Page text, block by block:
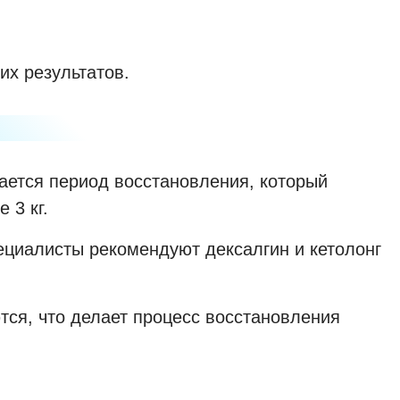
результатов.
период восстановления, который
3 кг.
рекомендуют дексалгин и кетолонг
что делает процесс восстановления